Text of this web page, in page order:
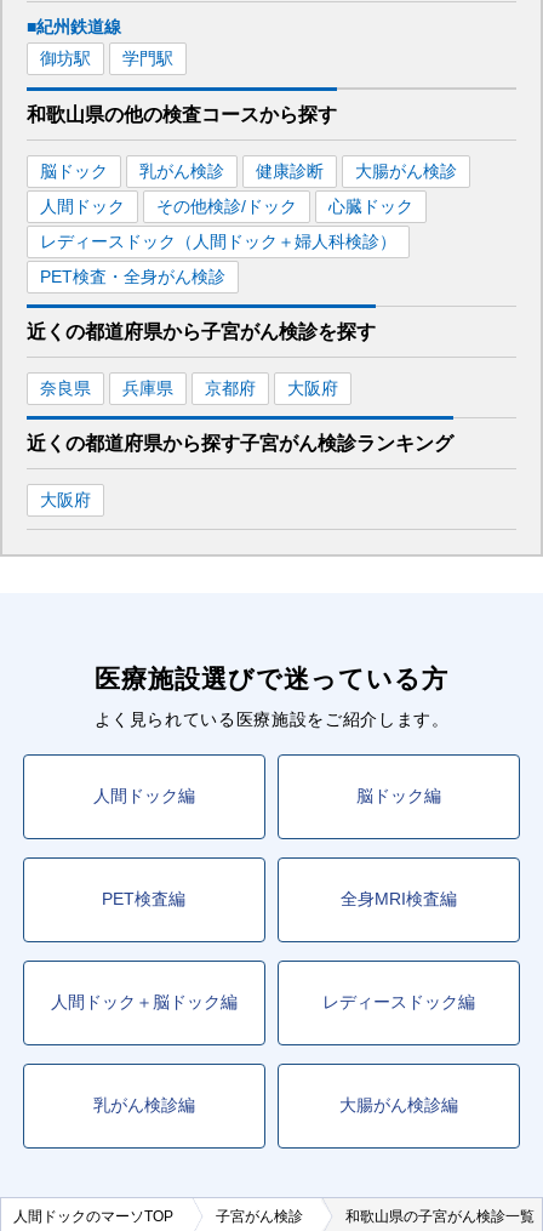
■紀州鉄道線
御坊駅 学門駅
和歌山県の他の検査コースから探す
脳ドック 乳がん検診 健康診断
大腸がん検診
人間ドック
その他検診/ドック
心臓ドック
レディースドック（人間ドック＋婦人科検診）
PET検査・全身がん検診
近くの都道府県から子宮がん検診を探す
奈良県 兵庫県 京都府 大阪府
近くの都道府県から探す子宮がん検診ランキング
大阪府
医療施設選びで迷っている方
よく見られている医療施設をご紹介します。
人間ドック編 脳ドック編
PET検査編 全身MRI検査編
人間ドック＋脳ドック編 レディースドック編
乳がん検診編 大腸がん検診編
人間ドックのマーソTOP 子宮がん検診 和歌山県の子宮がん検診一覧